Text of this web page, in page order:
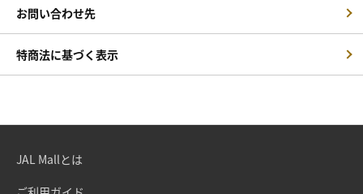
お問い合わせ先
特商法に基づく表示
JAL Mallとは